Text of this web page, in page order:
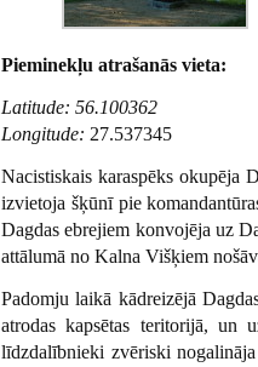
Pieminekļu atrašanās vieta:
Latitude: 56.100362
Longitude: 27.537345
Nacistiskais karaspēks okupēja
izvietoja šķūnī pie
Dagdas ebrejiem konvojēja uz
attālumā no Kalna Višķiem
Padomju laikā kādreizējā
atrodas kapsētas teritorijā,
līdzdalībnieki zvēriski